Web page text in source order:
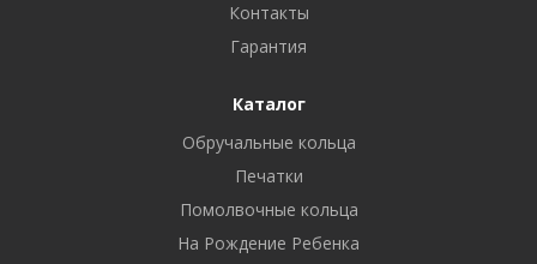
Контакты
Гарантия
Каталог
Обручальные кольца
Печатки
Помолвочные кольца
На Рождение Ребенка